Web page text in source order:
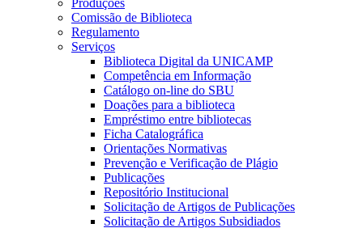
Produções
Comissão de Biblioteca
Regulamento
Serviços
Biblioteca Digital da UNICAMP
Competência em Informação
Catálogo on-line do SBU
Doações para a biblioteca
Empréstimo entre bibliotecas
Ficha Catalográfica
Orientações Normativas
Prevenção e Verificação de Plágio
Publicações
Repositório Institucional
Solicitação de Artigos de Publicações
Solicitação de Artigos Subsidiados